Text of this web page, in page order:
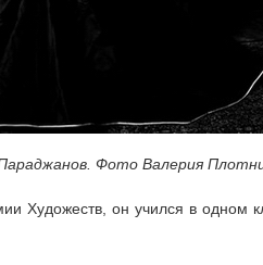
Фото Валерия
Художеств, он учился в одном